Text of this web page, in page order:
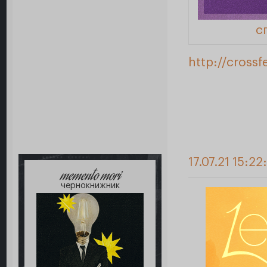
http://
memento mori
чернокнижник
17.07.21